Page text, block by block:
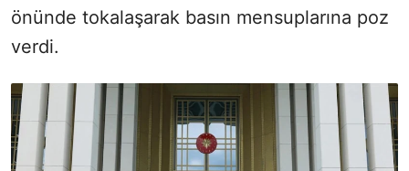
önünde tokalaşarak basın mensuplarına poz
verdi.